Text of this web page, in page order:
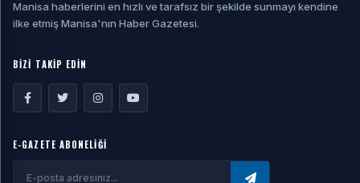
Manisa haberlerini en hızlı ve tarafsız bir şekilde sunmayı kendine
ilke etmiş Manisa'nın Haber Gazetesi.
BİZİ TAKİP EDİN
E-GAZETE ABONELİĞİ